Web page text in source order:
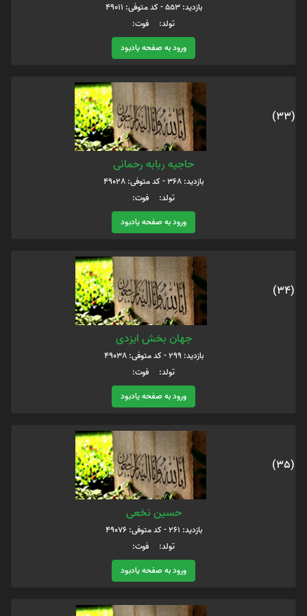
بازدید: 553 - کد متوفی: 49011
تولد: فوت:
ورود به صفحه یادبود
(33)
حاجیه ربابه رحمانی
بازدید: 368 - کد متوفی: 49028
تولد: فوت:
ورود به صفحه یادبود
(34)
جهان بخش ایزدی
بازدید: 299 - کد متوفی: 49038
تولد: فوت:
ورود به صفحه یادبود
(35)
حسین نخعی
بازدید: 261 - کد متوفی: 49076
تولد: فوت:
ورود به صفحه یادبود